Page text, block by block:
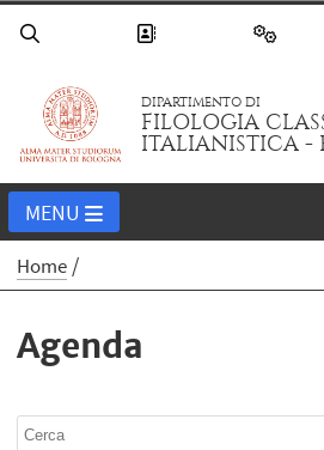
DIPARTIMENTO DI
FILOLOGIA
ITALIANISTICA -
MENU
Home
Agenda